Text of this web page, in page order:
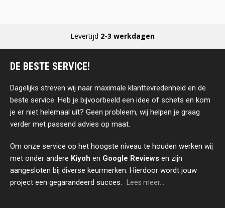
Levertijd 2-3 werkdagen
DE BESTE SERVICE!
Dagelijks streven wij naar maximale klanttevredenheid en de
beste service. Heb je bijvoorbeeld een idee of schets en kom
je er niet helemaal uit? Geen probleem, wij helpen je graag
verder met passend advies op maat.
Om onze service op het hoogste niveau te houden werken wij
met onder andere Kiyoh en Google Reviews en zijn
aangesloten bij diverse keurmerken. Hierdoor wordt jouw
project een gegarandeerd succes.
Lees meer...